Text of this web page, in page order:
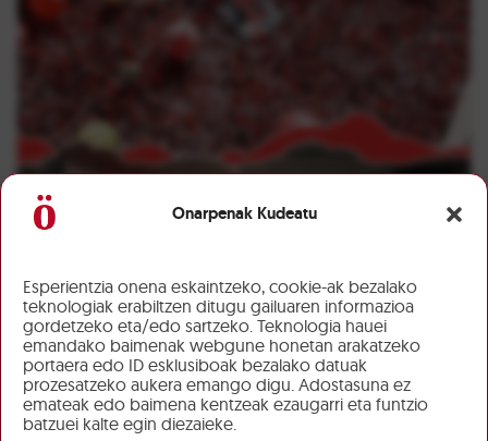
Onarpenak Kudeatu
Esperientzia onena eskaintzeko, cookie-ak bezalako
teknologiak erabiltzen ditugu gailuaren informazioa
gordetzeko eta/edo sartzeko. Teknologia hauei
emandako baimenak webgune honetan arakatzeko
portaera edo ID esklusiboak bezalako datuak
prozesatzeko aukera emango digu. Adostasuna ez
emateak edo baimena kentzeak ezaugarri eta funtzio
batzuei kalte egin diezaieke.